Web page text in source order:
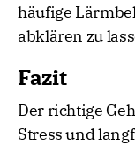
häufige
abklären zu
Fazit
Der richtige
Stress und